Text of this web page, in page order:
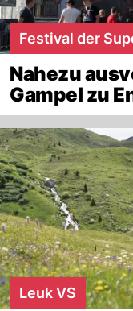
Festival der
Nahezu
Gampel zu
Leuk VS